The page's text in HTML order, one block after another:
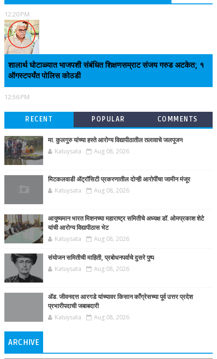
12:20 PM
शालार्थ घोटाळ्यात भाजपशी संबंधित शिक्षणसम्राट संजय गरुड अटकेत; १
ऑगस्टपर्यंत पोलिस कोठडी
12:56 PM
RECENT POPULAR COMMENTS
मा. कुलगुरु यांच्या हस्ते आरोग्य विद्यापीठातील तलावाचे जलपूजन
Katuysata Aug 08, 2026
मिटकलवाडी ॲट्रॉसिटी प्रकरणातील दोन्ही आरोपींचा जामीन मंजूर
Katuysata Aug 08, 2026
आयुष्यमान भारत मिशनच्या महाराष्ट्र समितीचे अध्यक्ष डॉ. ओमप्रकाश शेटे
यांची आरोग्य विद्यापीठास भेट
Katuysata Aug 08, 2026
संयोजन समितीची माहिती, प्रबोधनपर्वाचे दुसरे पुष्प
Katuysata Aug 08, 2026
ॲड. जीवनदत्त आरगडे यांच्यावर किसान काँग्रेसच्या पूर्व उत्तर प्रदेश
प्रभारीपदाची जबाबदारी
Katuysata Aug 08, 2026
ARCHIVE